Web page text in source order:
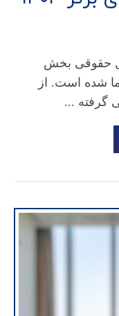
حقوقی بخش
ما شده‌ است. از
گرفته ...